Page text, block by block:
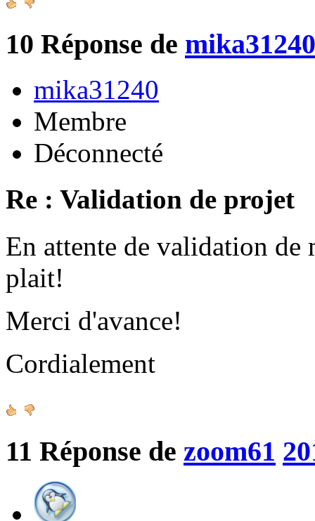
10 Réponse de mika31240
mika31240
Membre
Déconnecté
Re : Validation de projet
En attente de validation de
plait!
Merci d'avance!
Cordialement
11 Réponse de zoom61